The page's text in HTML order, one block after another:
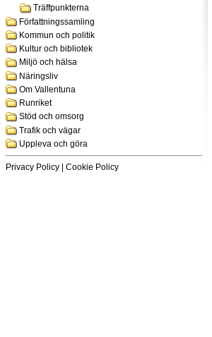
Träffpunkterna
Författningssamling
Kommun och politik
Kultur och bibliotek
Miljö och hälsa
Näringsliv
Om Vallentuna
Runriket
Stöd och omsorg
Trafik och vägar
Uppleva och göra
Privacy Policy Cookie Policy